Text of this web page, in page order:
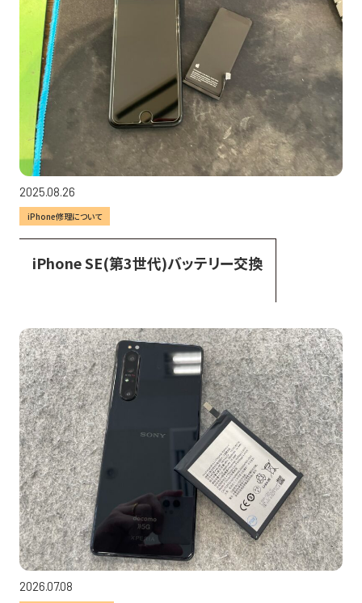
2025.08.26
iPhone修理について
iPhone SE(第3世代)バッテリー交換
2026.07.08